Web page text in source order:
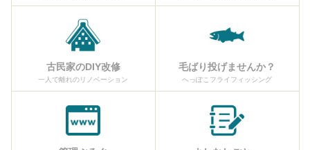
古民家のDIY改修
一人で離れのリノベーション
毛ばり投げませんか？
へっぽこフライフィッシング